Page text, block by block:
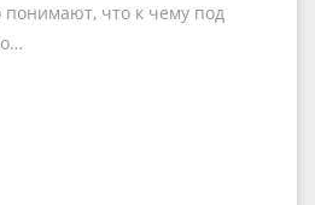
понимают, что к чему под